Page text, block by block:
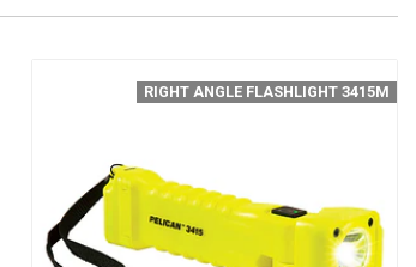
RIGHT ANGLE FLASHLIGHT 3415M